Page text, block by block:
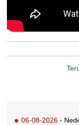
06-08-2026 -